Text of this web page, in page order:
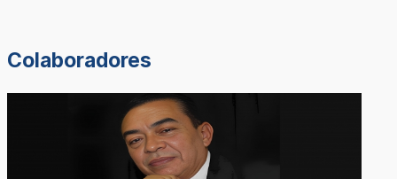
Colaboradores